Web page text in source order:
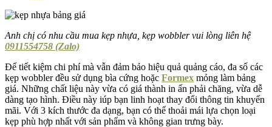
Anh chị có nhu cầu mua kẹp nhựa, kẹp wobbler vui lòng liên hệ
0911554758 (Zalo)
Để tiết kiệm chi phí mà vẫn đảm bảo hiệu quả quảng cáo, đa số các
kẹp wobbler đều sử dụng bìa cứng hoặc Formex mỏng làm bảng
giá. Những chất liệu này vừa có giá thành in ấn phải chăng, vừa dễ
dàng tạo hình. Điều này iúp bạn linh hoạt thay đổi thông tin khuyến
mãi. Với 3 kích thước đa dạng, bạn có thể thoải mái lựa chọn loại
kẹp phù hợp nhất với sản phẩm và không gian trưng bày.